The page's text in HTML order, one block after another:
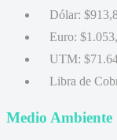
Dólar:
Euro:
UTM:
Libra de
Medio Ambiente